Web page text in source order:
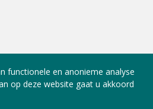
functionele en anonieme analyse
op deze website gaat u akkoord